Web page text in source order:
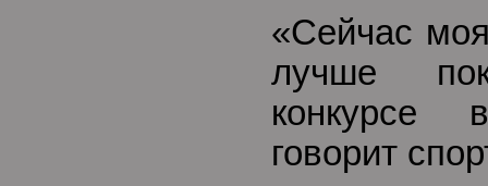
«Сейчас
лучше
говорит